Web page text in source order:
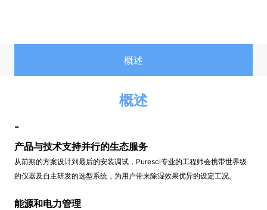
概述
概述
-
产品与技术支持并行的生态服务
从前期的方案设计到最后的安装调试，Puresci专业的工程师会携带世界级
的仪器及自主研发的选型系统，为用户带来除湿效果优异的设定工况。
能源和电力管理